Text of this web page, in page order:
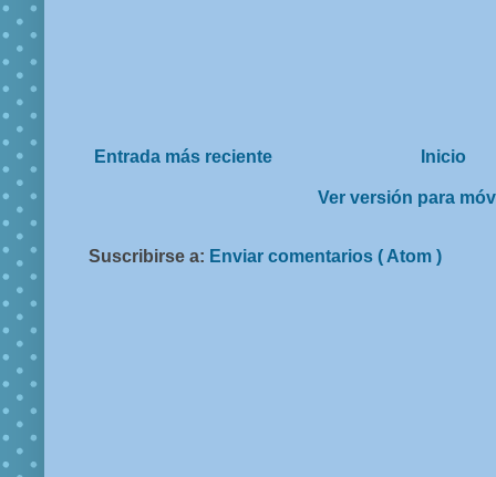
Entrada más reciente Inicio
Ver versión para
Suscribirse a: Enviar comentarios ( Atom )